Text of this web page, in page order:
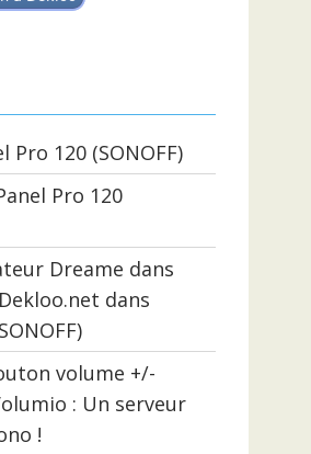
Pro 120 (SONOFF)
Pro 120
Dreame dans
dans
volume +/-
: Un serveur
!